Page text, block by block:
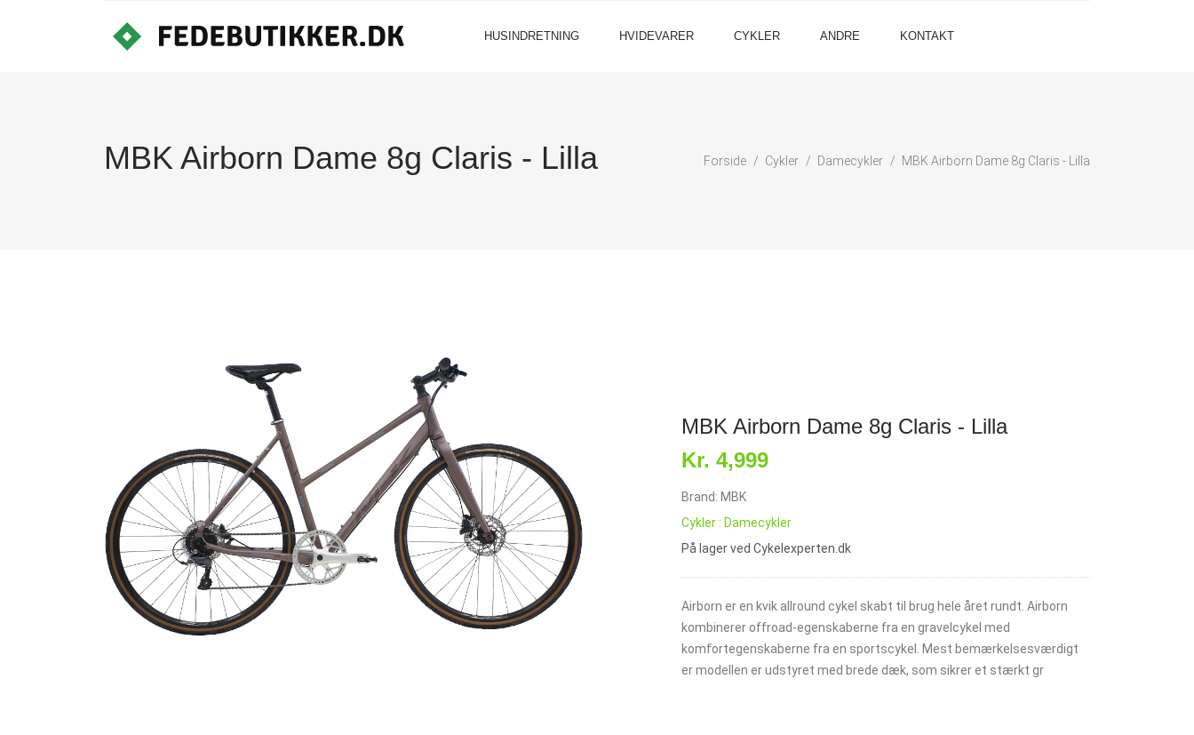
HUSINDRETNING HVIDEVARER CYKLER ANDRE KONTAKT
MBK Airborn Dame 8g Claris - Lilla Forside Cykler Damecykler MBK Airborn Dame 8g Claris - Lilla
MBK Airborn Dame 8g Claris - Lilla
Kr. 4,999
Brand: MBK
Cykler : Damecykler
På lager ved Cykelexperten.dk
Airborn er en kvik allround cykel skabt til brug hele året rundt. Airborn
kombinerer offroad-egenskaberne fra en gravelcykel med
komfortegenskaberne fra en sportscykel. Mest bemærkelsesværdigt
er modellen er udstyret med brede dæk, som sikrer et stærkt gr